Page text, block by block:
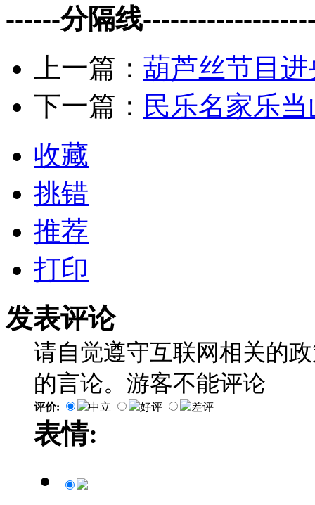
------分隔线
上一篇： 葫芦丝节目进
下一篇： 民乐名家乐
收藏
挑错
推荐
打印
发表评论
请自觉遵守互联网相关的
的言论。游客不能评论
评价: 中立 好评 差评
表情: